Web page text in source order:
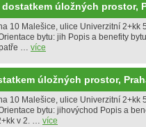
úložných prostor,
10 Malešice, ulice Univerzitní 2+kk
bytu: jih Popis a benefity
… více
úložných prostor,
10 Malešice, ulice Univerzitní 2+kk
bytu: jihovýchod Popis a
v 2. … více